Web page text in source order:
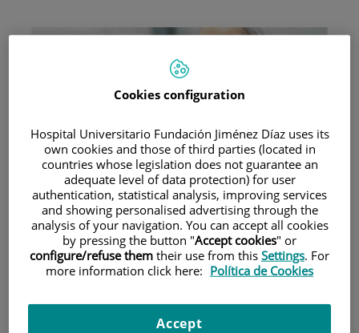
Pacientes y visitantes
Cookies configuration
Hospital Universitario Fundación Jiménez Díaz uses its
own cookies and those of third parties (located in
countries whose legislation does not guarantee an
adequate level of data protection) for user
authentication, statistical analysis, improving services
and showing personalised advertising through the
analysis of your navigation. You can accept all cookies
by pressing the button "Accept cookies" or
configure/refuse them their use from this Settings. For
more information click here: Política de Cookies
Accept